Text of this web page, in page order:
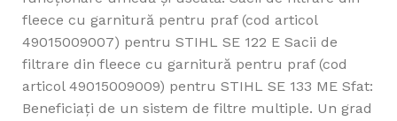
fleece cu garnitură pentru praf (cod articol
49015009007) pentru STIHL SE 122 E Sacii de
filtrare din fleece cu garnitură pentru praf (cod
articol 49015009009) pentru STIHL SE 133 ME Sfat:
Beneficiați de un sistem de filtre multiple. Un grad